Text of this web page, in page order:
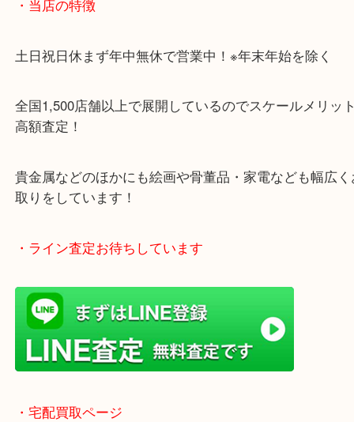
・当店の特徴
土日祝日休まず年中無休で営業中！※年末年始を除
全国1,500店舗以上で展開しているのでスケールメ
高額査定！
貴金属などのほかにも絵画や骨董品・家電なども幅